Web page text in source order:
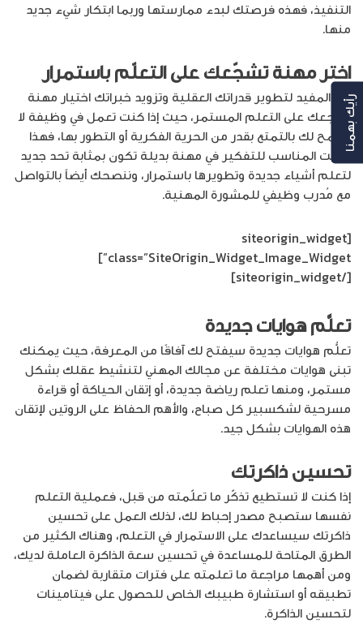
التنفيذ، فهذه فرصتك لبدء ممارستها وربما ابتكار شيء جديد
منها.
اختر مهنة تشجّعك على التعلّم باستمرار
من المفيد لتطوير قدراتك العقلية وتزويد خبراتك اختيار مهنة
تشجعك على التعلم المستمر، حيث إذا كنت تعمل في وظيفة لا
تسمح لك بالتمتع بقدر من الحرية الفكرية أو التطور بها، فهذا
الوقت المناسب للتفكير في مهنة بديلة تكون بمثابة تحد جديد
لتعلم أشياء جديدة وتطويرها باستمرار، وننصحك أيضاً بالتواصل
مع مُدرب وظيفي للمشورة المهنية.
[siteorigin_widget
class=”SiteOrigin_Widget_Image_Widget”]
[/siteorigin_widget]
تعلَّم هوايات جديدة
تعلُّم هوايات جديدة سيفتح لك آفاقًا من المعرفة، حيث يمكنك
تبنى هوايات مختلفة عن مجالك المهني لتنشيط عقلك بشكل
مستمر، ومنها تعلم رياضة جديدة، أو إتقان الحياكة أو قراءة
مسرحية لشكسبير كل صباح، والأهم الحفاظ على الروتين لإتقان
هذه الهوايات بشكل جيد.
تحسين ذاكرتك
إذا كنت لا تستطيع تذكّر ما تعلّمته من قبل، فعملية التعلم
نفسها ستصبح مصدر إحباط لك، لذلك العمل على تحسين
ذاكرتك سيساعدك على الاستمرار في التعلم، وهناك الكثير من
الطرق المتاحة للمساعدة في تحسين سعة الذاكرة العاملة لديك،
ومن أهمها مراجعة ما تعلمته على فترات متقاربة لضمان
تطبيقه أو استشارة طبيبك الخاص للحصول على فيتامينات
لتحسين الذاكرة.
رأيك بهمنا